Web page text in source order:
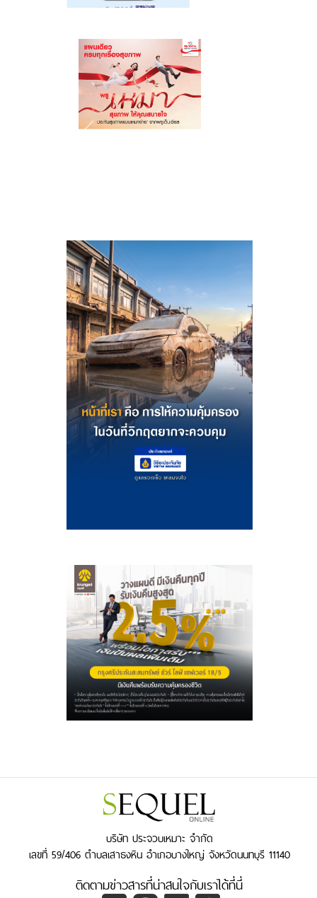
บริษัท ประจวบเหมาะ จำกัด
เลขที่ 59/406 ตำบลเสาธงหิน อำเภอบางใหญ่ จังหวัดนนทบุรี 11140
ติดตามข่าวสารที่น่าสนใจกับเราได้ที่นี่